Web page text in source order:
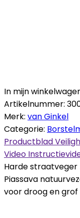
In mijn
Artikelnummer:
Merk: van Ginkel
Categorie:
Productblad
Video
Harde
Piassava
voor droog en